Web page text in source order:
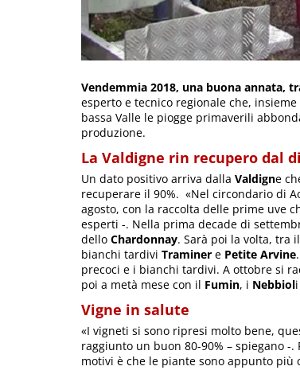
Vendemmia 2018, una buona annata,
esperto e tecnico regionale che, insieme
bassa Valle le piogge primaverili
produzione.
La Valdigne rin recupero dal
Un dato positivo arriva dalla Valdigne
recuperare il 90%. «Nel circondario di
agosto, con la raccolta delle prime uve
esperti -. Nella prima decade di
dello Chardonnay. Sarà poi la volta, tra
bianchi tardivi Traminer e Petite Arvine
precoci e i bianchi tardivi. A ottobre si
poi a metà mese con il Fumin, i Nebbiol
Vigne in salute
«I vigneti si sono ripresi molto bene,
raggiunto un buon 80-90% – spiegano -
motivi è che le piante sono appunto più